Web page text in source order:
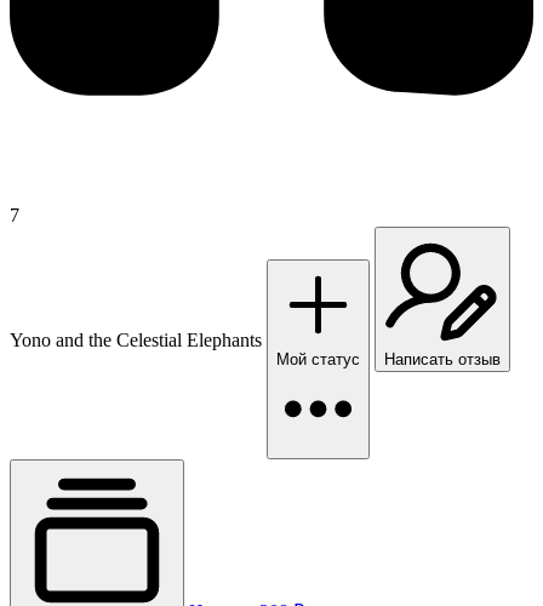
7
Yono and the Celestial Elephants
Мой статус Написать отзыв